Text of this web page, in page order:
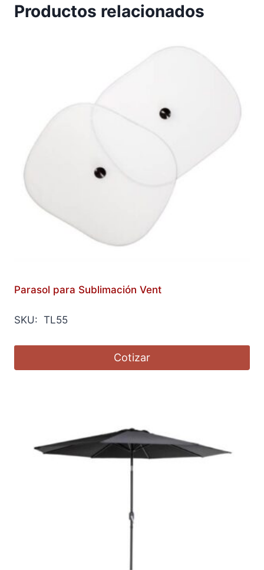
Productos relacionados
Parasol para Sublimación Vent
SKU: TL55
Cotizar